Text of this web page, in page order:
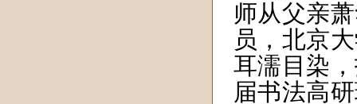
师从父亲
员，北京
耳濡目染
届书法高